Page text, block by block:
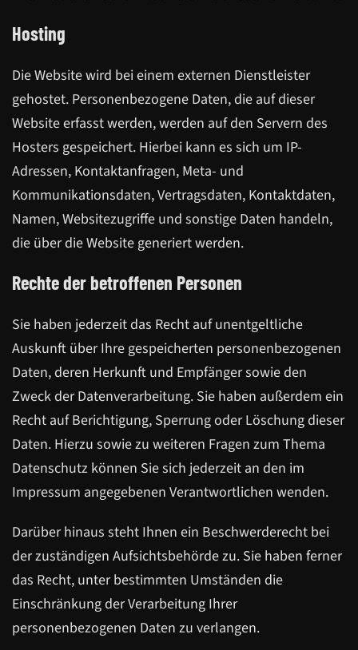
Hosting
Die Website wird bei einem externen Dienstleister
gehostet. Personenbezogene Daten, die auf dieser
Website erfasst werden, werden auf den Servern des
Hosters gespeichert. Hierbei kann es sich um IP-
Adressen, Kontaktanfragen, Meta- und
Kommunikationsdaten, Vertragsdaten, Kontaktdaten,
Namen, Websitezugriffe und sonstige Daten handeln,
die über die Website generiert werden.
Rechte der betroffenen Personen
Sie haben jederzeit das Recht auf unentgeltliche
Auskunft über Ihre gespeicherten personenbezogenen
Daten, deren Herkunft und Empfänger sowie den
Zweck der Datenverarbeitung. Sie haben außerdem ein
Recht auf Berichtigung, Sperrung oder Löschung dieser
Daten. Hierzu sowie zu weiteren Fragen zum Thema
Datenschutz können Sie sich jederzeit an den im
Impressum angegebenen Verantwortlichen wenden.
Darüber hinaus steht Ihnen ein Beschwerderecht bei
der zuständigen Aufsichtsbehörde zu. Sie haben ferner
das Recht, unter bestimmten Umständen die
Einschränkung der Verarbeitung Ihrer
personenbezogenen Daten zu verlangen.